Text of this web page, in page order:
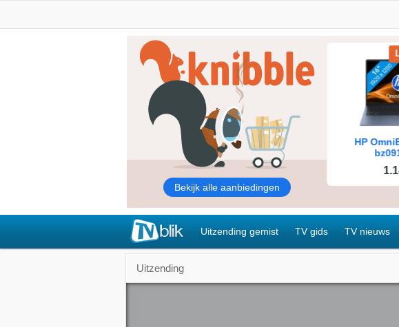
Uitzending gemist TV gids TV nieuws
Uitzending